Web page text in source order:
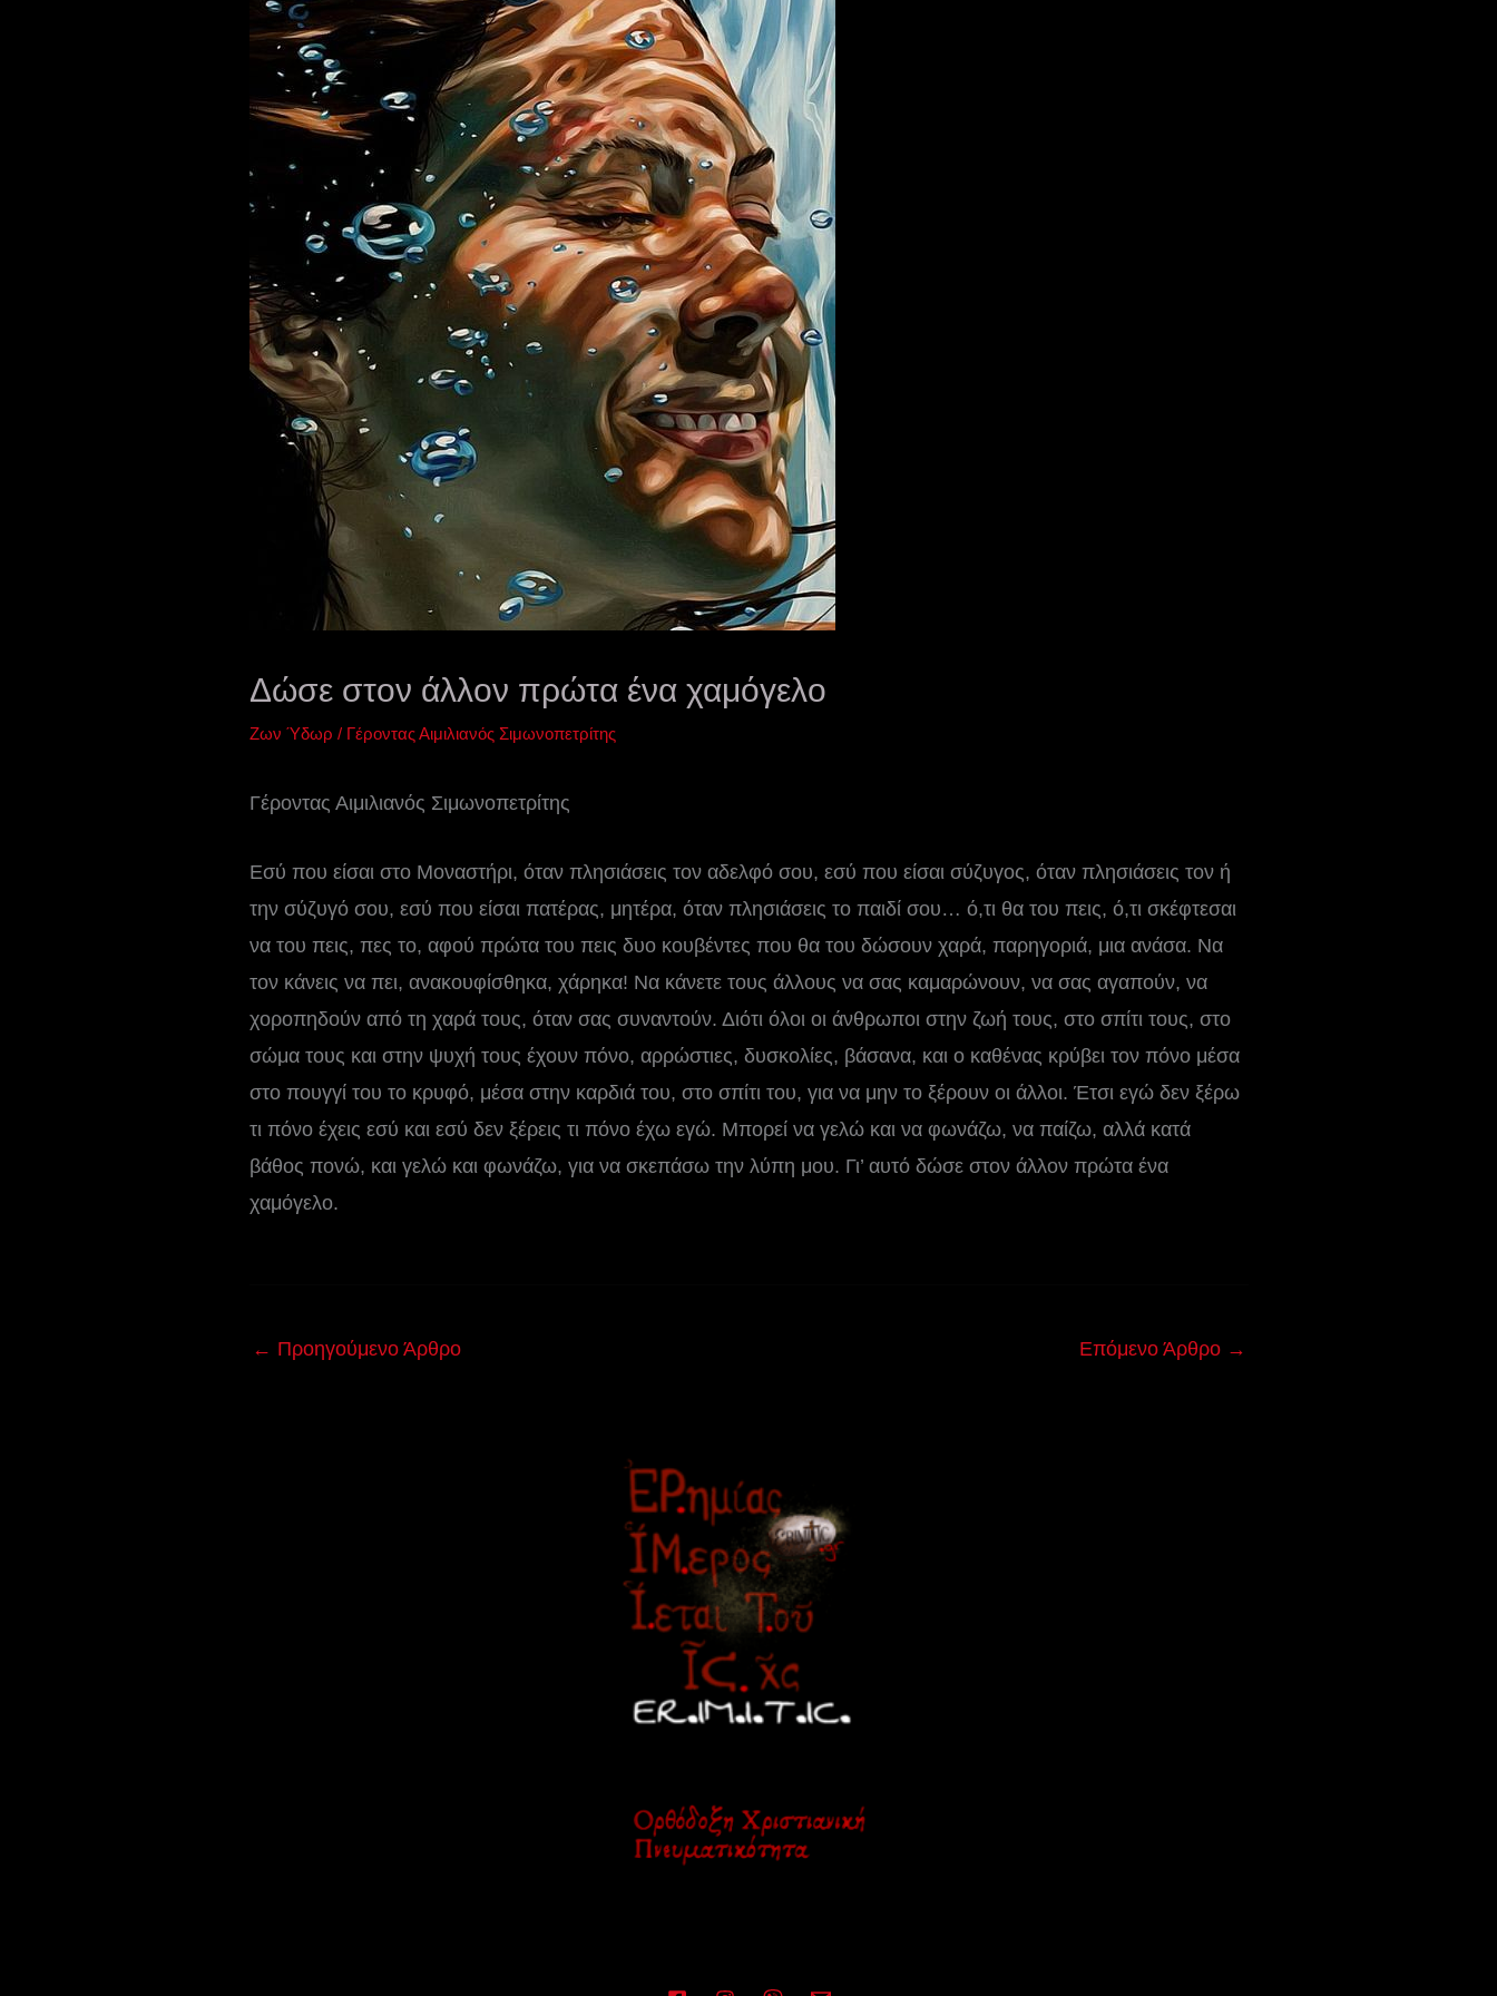
Δώσε στον άλλον πρώτα ένα χαμόγελο
Ζων Ύδωρ / Γέροντας Αιμιλιανός Σιμωνοπετρίτης
Γέροντας Αιμιλιανός Σιμωνοπετρίτης
Εσύ που είσαι στο Μοναστήρι, όταν πλησιάσεις τον αδελφό σου, εσύ που είσαι σύζυγος, όταν πλησιάσεις τον ή
την σύζυγό σου, εσύ που είσαι πατέρας, μητέρα, όταν πλησιάσεις το παιδί σου… ό,τι θα του πεις, ό,τι σκέφτεσαι
να του πεις, πες το, αφού πρώτα του πεις δυο κουβέντες που θα του δώσουν χαρά, παρηγοριά, μια ανάσα. Να
τον κάνεις να πει, ανακουφίσθηκα, χάρηκα! Να κάνετε τους άλλους να σας καμαρώνουν, να σας αγαπούν, να
χοροπηδούν από τη χαρά τους, όταν σας συναντούν. Διότι όλοι οι άνθρωποι στην ζωή τους, στο σπίτι τους, στο
σώμα τους και στην ψυχή τους έχουν πόνο, αρρώστιες, δυσκολίες, βάσανα, και ο καθένας κρύβει τον πόνο μέσα
στο πουγγί του το κρυφό, μέσα στην καρδιά του, στο σπίτι του, για να μην το ξέρουν οι άλλοι. Έτσι εγώ δεν ξέρω
τι πόνο έχεις εσύ και εσύ δεν ξέρεις τι πόνο έχω εγώ. Μπορεί να γελώ και να φωνάζω, να παίζω, αλλά κατά
βάθος πονώ, και γελώ και φωνάζω, για να σκεπάσω την λύπη μου. Γι’ αυτό δώσε στον άλλον πρώτα ένα
χαμόγελο.
← Προηγούμενο Άρθρο Επόμενο Άρθρο →